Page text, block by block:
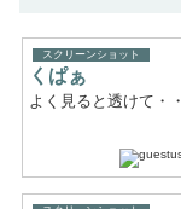
スクリーンショット
くぱぁ
よく見ると透けて・